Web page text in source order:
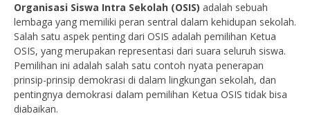
Organisasi Siswa Intra Sekolah (OSIS) adalah sebuah
lembaga yang memiliki peran sentral dalam kehidupan sekolah.
Salah satu aspek penting dari OSIS adalah pemilihan Ketua
OSIS, yang merupakan representasi dari suara seluruh siswa.
Pemilihan ini adalah salah satu contoh nyata penerapan
prinsip-prinsip demokrasi di dalam lingkungan sekolah, dan
pentingnya demokrasi dalam pemilihan Ketua OSIS tidak bisa
diabaikan.